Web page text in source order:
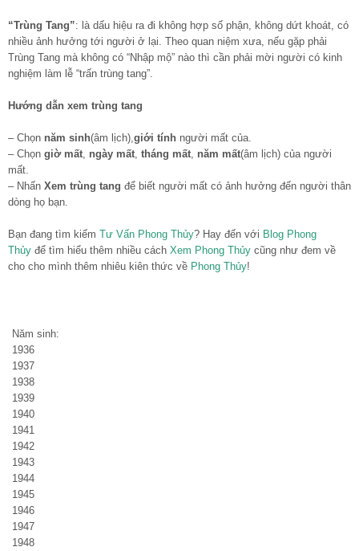
“Trùng Tang”: là dấu hiệu ra đi không hợp số phận, không dứt khoát, có
nhiều ảnh hưởng tới người ở lại. Theo quan niệm xưa, nếu gặp phải
Trùng Tang mà không có “Nhập mộ” nào thì cần phải mời người có kinh
nghiệm làm lễ “trấn trùng tang”.
Hướng dẫn xem trùng tang
– Chọn năm sinh(âm lịch), giới tính người mất của.
– Chọn giờ mất ngày mất tháng mất năm mất(âm lịch) của người
mất.
– Nhấn Xem trùng tang để biết người mất có ảnh hưởng đến người thân
dòng họ bạn.
Bạn đang tìm kiếm Tư Vấn Phong Thủy? Hay đến với Blog Phong
Thủy để tìm hiểu thêm nhiều cách Xem Phong Thủy cũng như đem về
cho cho mình thêm nhiêu kiên thức về Phong Thủy!
Năm sinh:
1936
1937
1938
1939
1940
1941
1942
1943
1944
1945
1946
1947
1948